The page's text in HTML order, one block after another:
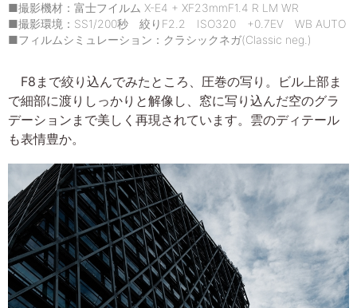
■撮影機材：富士フイルム X-E4 + XF23mmF1.4 R LM WR
■撮影環境：SS1/200秒 絞りF2.2 ISO320 +0.7EV WB AUTO
■フィルムシミュレーション：クラシックネガ(Classic neg.)
F8まで絞り込んでみたところ、圧巻の写り。ビル上部ま
で細部に渡りしっかりと解像し、窓に写り込んだ空のグラ
デーションまで美しく再現されています。雲のディテール
も表情豊か。